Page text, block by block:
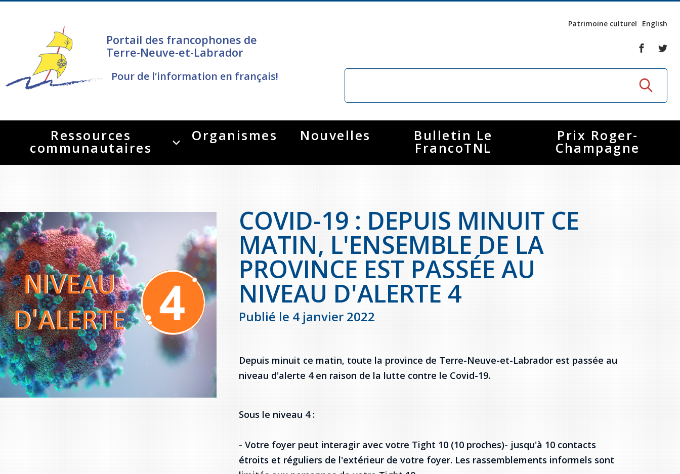
Portail des francophones de
Terre-Neuve-et-Labrador
Pour de l‘information en français!
Patrimoine culturel English
Ressources
communautaires
Organismes Nouvelles Bulletin Le
FrancoTNL
Prix Roger-
Champagne
COVID-19 : DEPUIS MINUIT CE
MATIN, L'ENSEMBLE DE LA
PROVINCE EST PASSÉE AU
NIVEAU D'ALERTE 4
Publié le 4 janvier 2022
Depuis minuit ce matin, toute la province de Terre-Neuve-et-Labrador est passée au
niveau d'alerte 4 en raison de la lutte contre le Covid-19.
Sous le niveau 4 :
- Votre foyer peut interagir avec votre Tight 10 (10 proches)- jusqu'à 10 contacts
étroits et réguliers de l'extérieur de votre foyer. Les rassemblements informels sont